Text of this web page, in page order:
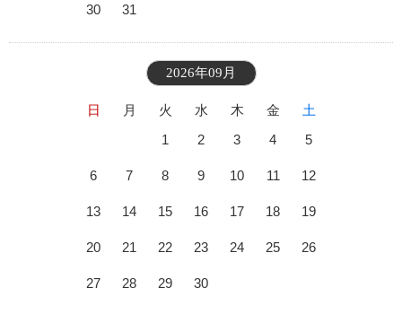
30 31
2026年09月
日 月 火 水 木 金
土
1
2 3 4 5
6 7 8 9 10 11 12
13 14 15 16 17 18 19
20 21 22 23 24 25 26
27 28 29 30